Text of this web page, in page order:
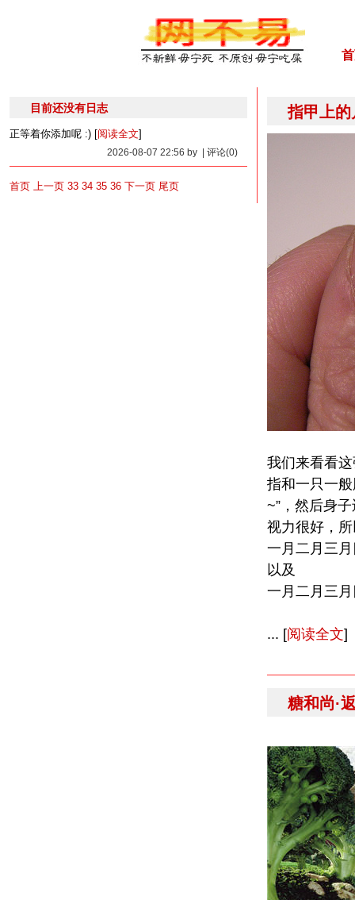
目前还没有日志
正等着你添加呢 :) [阅读全文]
2026-08-07 22:56 by | 评论(0)
首页 上一页 33 34 35 36 下一页 尾页
指甲上的
我们来看看
指和一只一
~”，然后身
视力很好，
一月二月三
以及
一月二月三
... [阅读全文]
糖和尚·